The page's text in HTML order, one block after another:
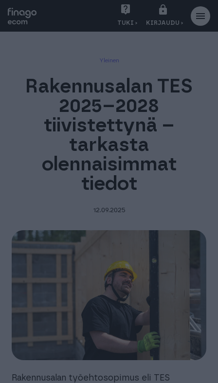
i
s
i
s
ä
t
ö
ö
n
TUKI › KIRJAUDU ›
Yleinen
Rakennusalan TES
2025–2028
tiivistettynä –
tarkasta
olennaisimmat
tiedot
12.09.2025
Rakennusalan työehtosopimus eli TES